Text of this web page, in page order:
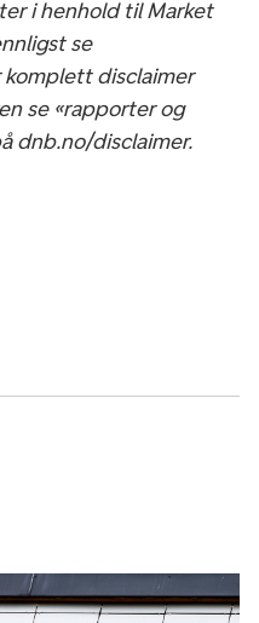
i henhold til Market
se
komplett disclaimer
se «rapporter og
dnb.no/disclaimer.